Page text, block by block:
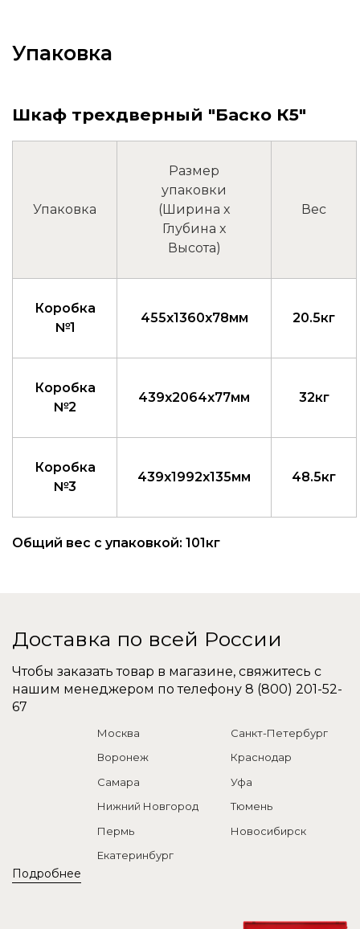
Упаковка
Шкаф трехдверный "Баско К5"
Упаковка
Размер
упаковки
(Ширина x
Глубина x
Высота)
Вес
Коробка
№1
455x1360x78мм 20.5кг
Коробка
№2
439x2064x77мм 32кг
Коробка
№3
439x1992x135мм 48.5кг
Общий вес с упаковкой: 101кг
Доставка по всей России
Чтобы заказать товар в магазине, свяжитесь с
нашим менеджером по телефону 8 (800) 201-52-
67
Подробнее
Москва
Санкт-Петербург
Воронеж
Краснодар
Самара
Уфа
Нижний Новгород
Тюмень
Пермь
Новосибирск
Екатеринбург